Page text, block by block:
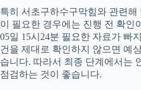
특히 서초구하수구막힘와 관련
이 필요한 경우에는 진행 전 확인
05일 15시24분 필요한 자료가 빠
건을 제대로 확인하지 않으면 예
습니다. 따라서 최종 단계에서는
점검하는 것이 좋습니다.